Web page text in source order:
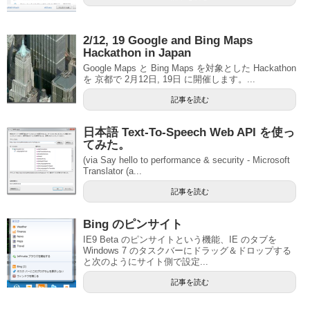
2/12, 19 Google and Bing Maps
Hackathon in Japan
Google Maps と Bing Maps を対象とした Hackathon
を 京都で 2月12日, 19日 に開催します。...
記事を読む
日本語 Text-To-Speech Web API を使っ
てみた。
(via Say hello to performance & security - Microsoft
Translator (a...
記事を読む
Bing のピンサイト
IE9 Beta のピンサイトという機能、IE のタブを
Windows 7 のタスクバーにドラッグ＆ドロップする
と次のようにサイト側で設定...
記事を読む